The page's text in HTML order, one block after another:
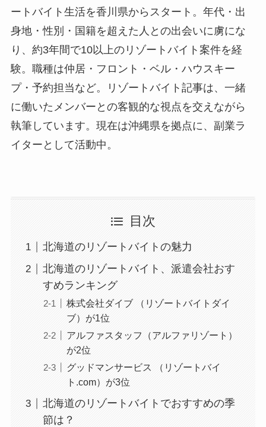
ートバイト生活を香川県からスタート。年代・出
身地・性別・国籍を超えた人との出会いに虜にな
り、約3年間で10以上のリゾートバイト案件を経
験。職種は仲居・フロント・ベル・ハウスキー
プ・予約担当など。リゾートバイト記事は、一緒
に働いたメンバーとの客観的な視点を交えながら
執筆しています。現在は沖縄県を拠点に、副業ラ
イターとして活動中。
目次
北海道のリゾートバイトの魅力
北海道のリゾートバイト、派遣会社おす
すめランキング
株式会社ダイブ （リゾートバイトダイ
ブ）が1位
アルファスタッフ（アルファリゾート）
が2位
グッドマンサービス （リゾートバイ
ト.com）が3位
北海道のリゾートバイトでおすすめの季
節は？